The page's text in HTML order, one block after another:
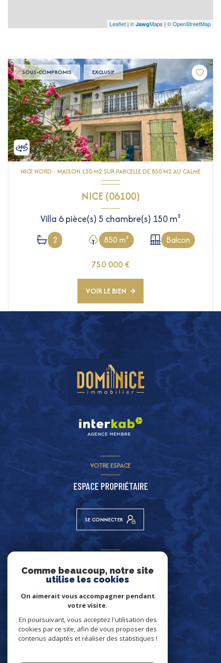
Leaflet | © JawgMaps | © OpenStreetMap
SOUS-COMPROMIS EXCLUSIF
NICE NORD : MAISON 150 M2 SUR PARCELLE DE 850 M2 AU CALME
NICE (06100)
Villa 6 pièce(s) 5 chambre(s) 150 m²
2 850 m² Balcon
750 000 €
VOIR LE BIEN
VOTRE ESPACE
ESPACE PROPRIÉTAIRE
SE CONNECTER
NOUS ADHÉRONS
Comme beaucoup, notre site
utilise les cookies
On aimerait vous accompagner pendant
votre visite.
En poursuivant, vous acceptez l'utilisation des
cookies par ce site, afin de vous proposer des
contenus adaptés et réaliser des statistiques !